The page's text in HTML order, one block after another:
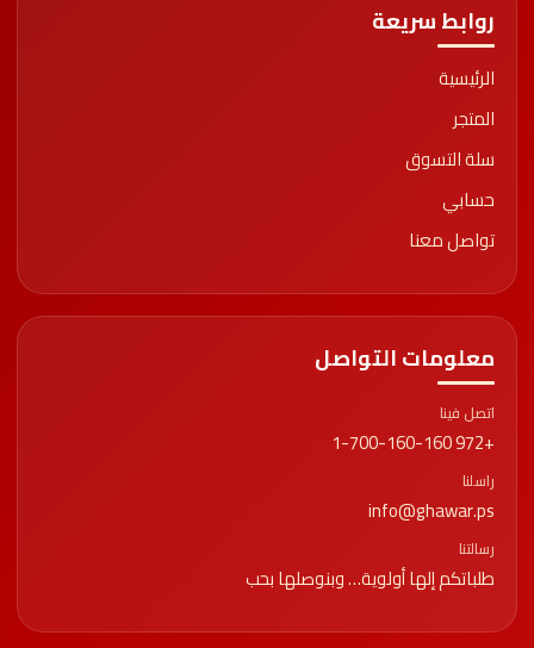
روابط سريعة
الرئيسية
المتجر
سلة التسوق
حسابي
تواصل معنا
معلومات التواصل
اتصل فينا
+972 1-700-160-160
راسلنا
info@ghawar.ps
رسالتنا
طلباتكم إلها أولوية… وبنوصلها بحب